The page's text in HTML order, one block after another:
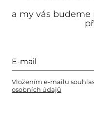
a my vás
Vložením e-mailu
osobních údajů